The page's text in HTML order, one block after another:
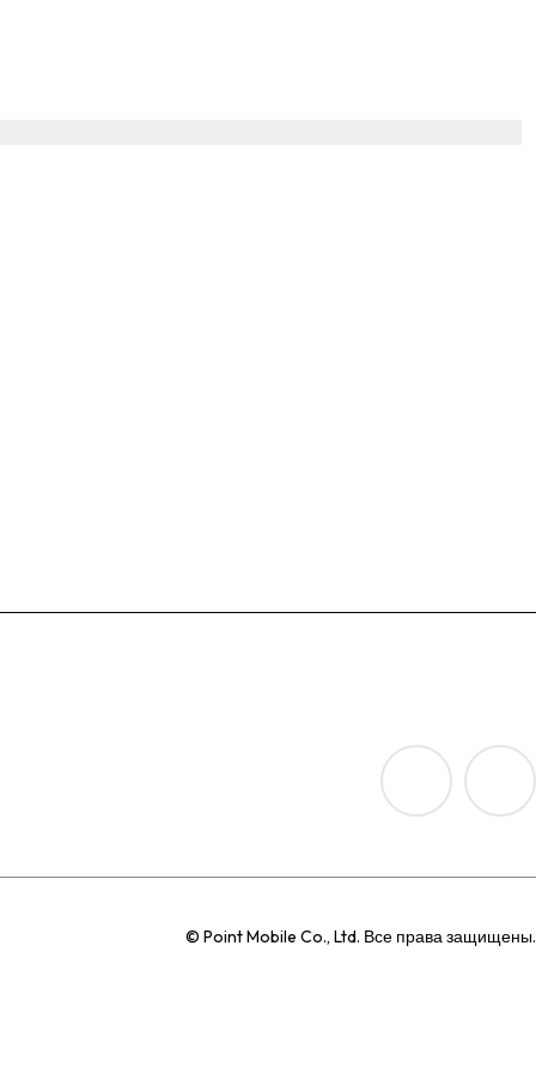
© Point Mobile Co., Ltd. Все права защищены.